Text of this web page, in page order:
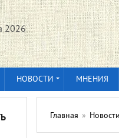
2026
НОВОСТИ МНЕНИЯ
Главная » Новости